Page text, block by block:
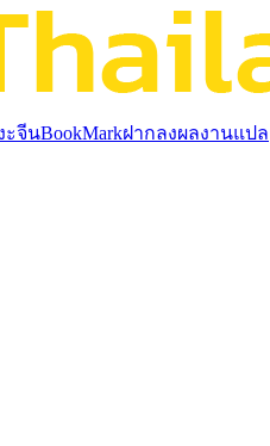
ะจีนBookMarkฝากลงผลงานแปล